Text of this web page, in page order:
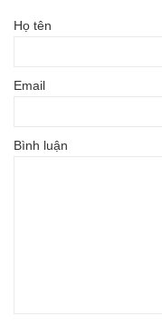
Họ tên
Email
Bình luận